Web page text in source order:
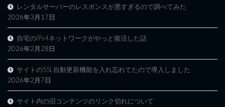
レンタルサーバーのレスポンスが悪すぎるので調べてみた
2026年3月17日
自宅のIPv4ネットワークがやっと復活した話
2026年2月28日
サイトのSSL自動更新機能を入れ忘れてたので導入しました
2026年2月7日
サイト内の旧コンテンツのリンク切れについて